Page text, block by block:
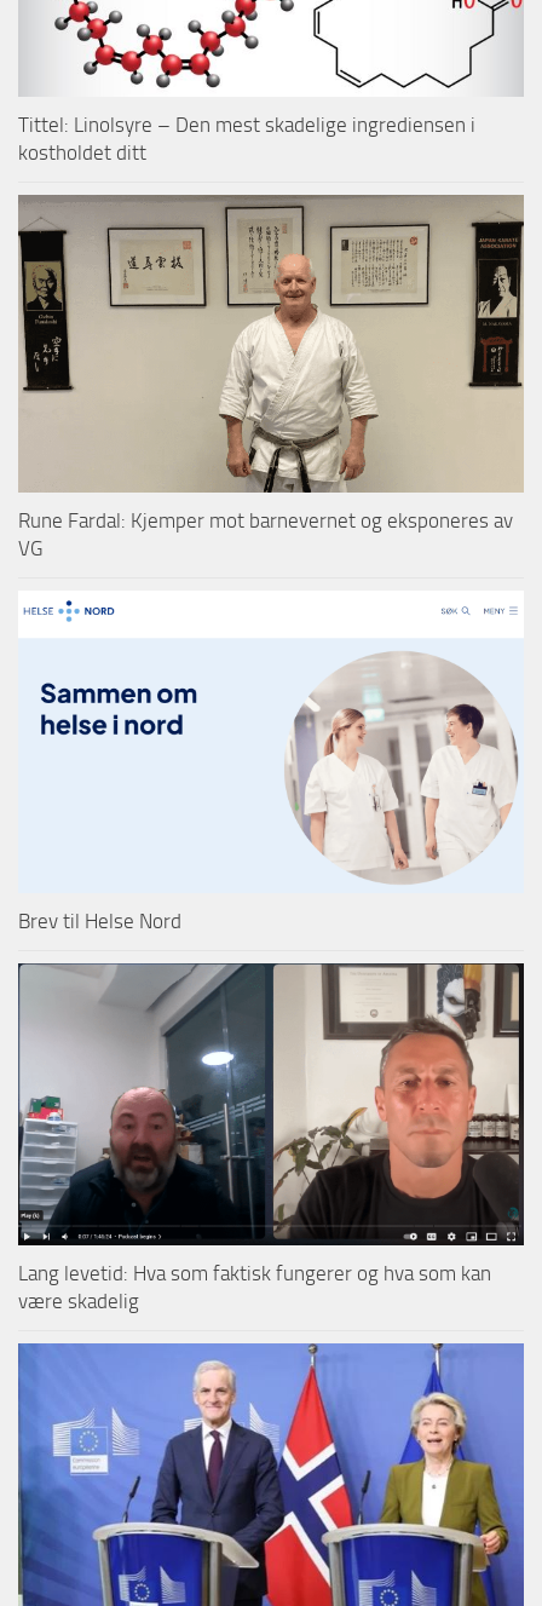
Tittel: Linolsyre – Den mest skadelige ingrediensen i
kostholdet ditt
Rune Fardal: Kjemper mot barnevernet og eksponeres av
VG
Brev til Helse Nord
Lang levetid: Hva som faktisk fungerer og hva som kan
være skadelig